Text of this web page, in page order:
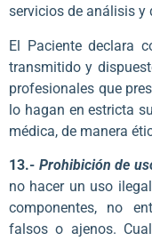
servicios de análisis y
El Paciente declara
transmitido y
profesionales que
lo hagan en estricta
médica, de manera
13.- Prohibición de
no hacer un uso
componentes, no
falsos o ajenos.